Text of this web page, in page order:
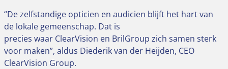
“De zelfstandige opticien en audicien blijft het hart van
de lokale gemeenschap. Dat is
precies waar ClearVision en BrilGroup zich samen sterk
voor maken”, aldus Diederik van der Heijden, CEO
ClearVision Group.